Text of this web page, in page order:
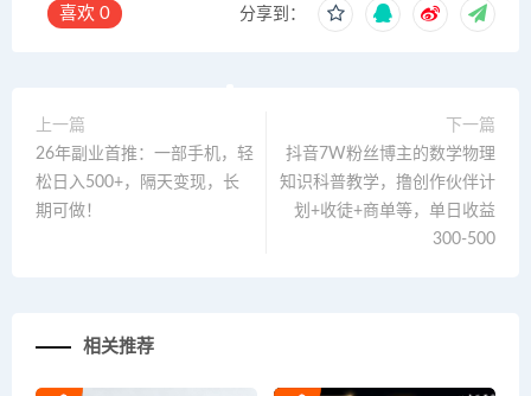
喜欢 0 分享到：
上一篇
26年副业首推：一部手机，轻
松日入500+，隔天变现，长
期可做！
下一篇
抖音7W粉丝博主的数学物理
知识科普教学，撸创作伙伴计
划+收徒+商单等，单日收益
300-500
相关推荐